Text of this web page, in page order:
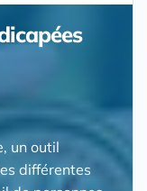
un outil
différentes